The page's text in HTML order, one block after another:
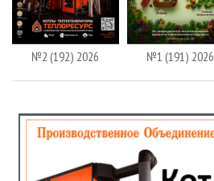
№2 (192) 2026 №1 (191) 2026